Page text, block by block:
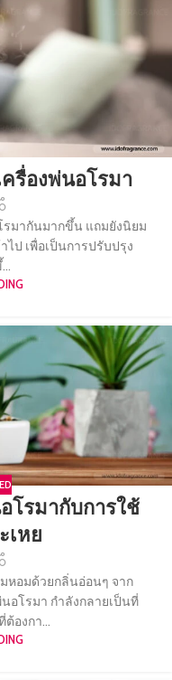
รื่องพ่นอโรมา
รมากันมากขึ้น แถมยังนิยม
ป เพื่อเป็นการปรับปรุง
โรมากับการใช้
เหย
หอมด้วยกลิ่นอ่อนๆ จาก
อโรมา กำลังกลายเป็นที่
องกา...